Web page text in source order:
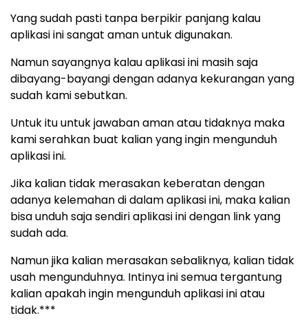
Yang sudah pasti tanpa berpikir panjang kalau
aplikasi ini sangat aman untuk digunakan.
Namun sayangnya kalau aplikasi ini masih saja
dibayang-bayangi dengan adanya kekurangan yang
sudah kami sebutkan.
Untuk itu untuk jawaban aman atau tidaknya maka
kami serahkan buat kalian yang ingin mengunduh
aplikasi ini.
Jika kalian tidak merasakan keberatan dengan
adanya kelemahan di dalam aplikasi ini, maka kalian
bisa unduh saja sendiri aplikasi ini dengan link yang
sudah ada.
Namun jika kalian merasakan sebaliknya, kalian tidak
usah mengunduhnya. Intinya ini semua tergantung
kalian apakah ingin mengunduh aplikasi ini atau
tidak.***